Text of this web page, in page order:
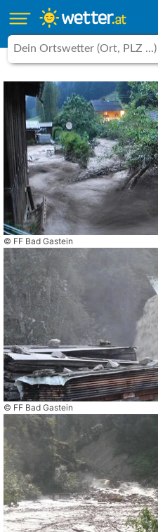
© FF Bad Gastein
© FF Bad Gastein